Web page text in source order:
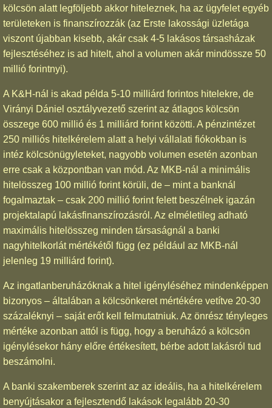
kölcsön alatt legföljebb akkor hiteleznek, ha az ügyfelet egyéb
területeken is finanszírozzák (az Erste lakossági üzletága
viszont újabban kisebb, akár csak 4-5 lakásos társasházak
fejlesztéséhez is ad hitelt, ahol a volumen akár mindössze 50
millió forintnyi).
A K&H-nál is akad példa 5-10 milliárd forintos hitelekre, de
Virányi Dániel osztályvezető szerint az átlagos kölcsön
összege 600 millió és 1 milliárd forint közötti. A pénzintézet
250 milliós hitelkérelem alatt a helyi vállalati fiókokban is
intéz kölcsönügyleteket, nagyobb volumen esetén azonban
erre csak a központban van mód. Az MKB-nál a minimális
hitelösszeg 100 millió forint körüli, de – mint a banknál
fogalmaztak – csak 200 millió forint felett beszélnek igazán
projektalapú lakásfinanszírozásról. Az elméletileg adható
maximális hitelösszeg minden társaságnál a banki
nagyhitelkorlát mértékétől függ (ez például az MKB-nál
jelenleg 19 milliárd forint).
Az ingatlanberuházóknak a hitel igényléséhez mindenképpen
bizonyos – általában a kölcsönkeret mértékére vetítve 20-30
százaléknyi – saját erőt kell felmutatniuk. Az önrész tényleges
mértéke azonban attól is függ, hogy a beruházó a kölcsön
igénylésekor hány előre értékesített, bérbe adott lakásról tud
beszámolni.
A banki szakemberek szerint az az ideális, ha a hitelkérelem
benyújtásakor a fejlesztendő lakások legalább 20-30